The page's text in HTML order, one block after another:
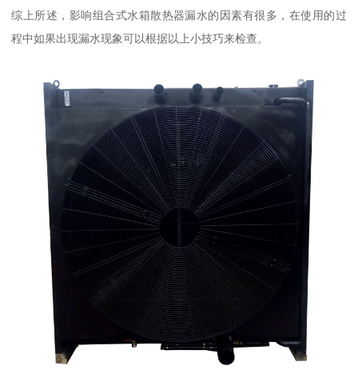
综上所述，影响组合式水箱散热器漏水的因素有很多，在使用的过
程中如果出现漏水现象可以根据以上小技巧来检查。